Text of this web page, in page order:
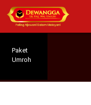
Paket
Umroh